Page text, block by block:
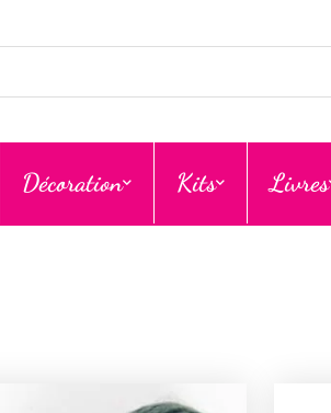
Décoration Kits Livres